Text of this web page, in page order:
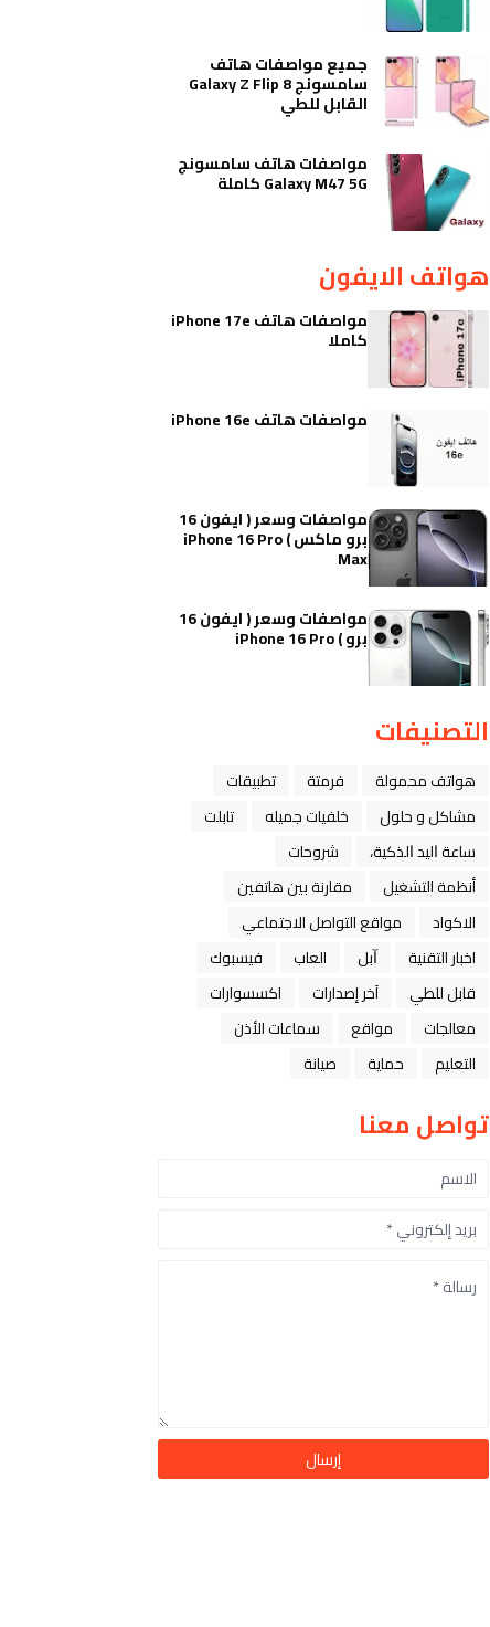
جميع مواصفات هاتف
سامسونج Galaxy Z Flip 8
القابل للطي
مواصفات هاتف سامسونج
Galaxy M47 5G كاملة
هواتف الايفون
مواصفات هاتف iPhone 17e
كاملا
مواصفات هاتف iPhone 16e
مواصفات وسعر ( ايفون 16
برو ماكس ) iPhone 16 Pro
Max
مواصفات وسعر ( ايفون 16
برو ) iPhone 16 Pro
التصنيفات
هواتف محمولة فرمتة
تطبيقات
مشاكل و حلول
خلفيات جميله
تابلت
ﺳﺎﻋﺔ ﺍﻟﻴﺪ ﺍﻟﺬﻛﻴﺔ،
شروحات
أنظمة التشغيل
مقارنة بين هاتفين
الاكواد
مواقع التواصل الاجتماعي
اخبار التقنية
ﺁﺑﻞ العاب
فيسبوك
قابل للطي
آخر إصدارات
اكسسوارات
معالجات
مواقع
سماعات الأذن
التعليم
حماية صيانة
تواصل معنا